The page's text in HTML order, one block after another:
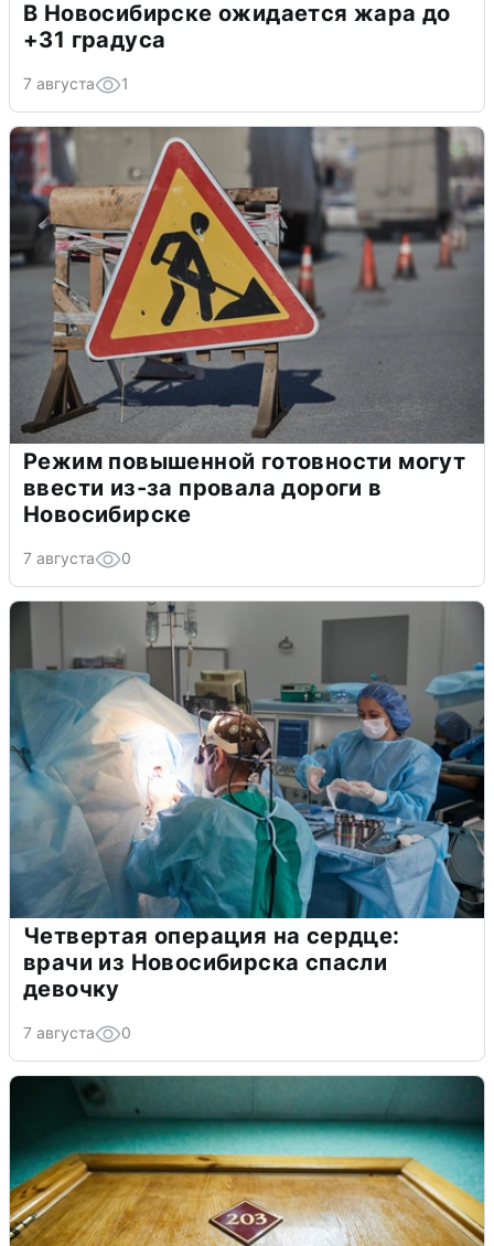
В Новосибирске ожидается жара до
+31 градуса
7 августа 1
Режим повышенной готовности могут
ввести из-за провала дороги в
Новосибирске
7 августа 0
Четвертая операция на сердце:
врачи из Новосибирска спасли
девочку
7 августа 0